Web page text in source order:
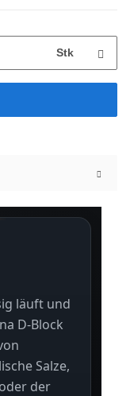
Stk
läuft und
D-Block
Salze,
der